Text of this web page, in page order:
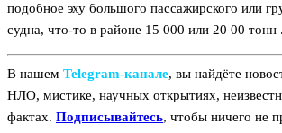
подобное эху большого пассажирского или
судна, что-то в районе 15 000 или 20 00 тонн
В нашем Telegram‑канале, вы найдёте
НЛО, мистике, научных открытиях,
фактах. Подписывайтесь, чтобы ничего не